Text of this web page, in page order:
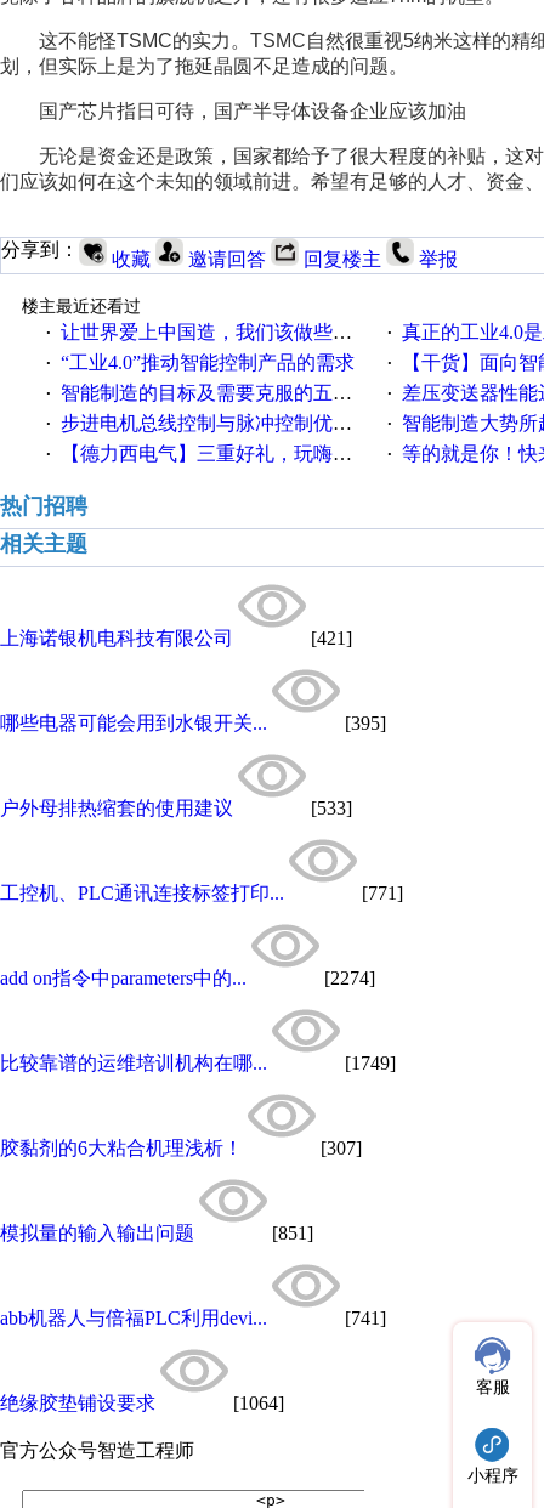
划，但实际上是为了拖延晶圆不足造成的问题。
	国产芯片指日可待，国产半导体设备企业应该加油
们应该如何在这个未知的领域前进。希望有足够的人才、资金
分享到： 收藏 邀请回答 回复楼主 举报
楼主最近还看过
· 让世界爱上中国造，我们该做些什么 · 真正的工业4.0
· “工业4.0”推动智能控制产品的需求 · 【干货】面向
· 智能制造的目标及需要克服的五个障碍 · 差压变送器性能达
· 步进电机总线控制与脉冲控制优缺点 · 智能制造大势所趋
· 【德力西电气】三重好礼，玩嗨夏日！ · 等的就是你！快来
热门招聘
相关主题
上海诺银机电科技有限公司 [421]
哪些电器可能会用到水银开关... [395]
户外母排热缩套的使用建议 [533]
工控机、PLC通讯连接标签打印... [771]
add on指令中parameters中的... [2274]
比较靠谱的运维培训机构在哪... [1749]
胶黏剂的6大粘合机理浅析！ [307]
模拟量的输入输出问题 [851]
abb机器人与倍福PLC利用devi... [741]
绝缘胶垫铺设要求 [1064]
官方公众号智造工程师
客服
小程序